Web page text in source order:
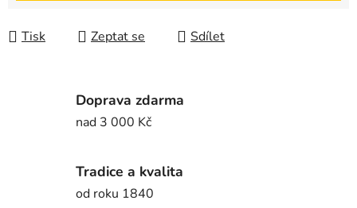
Tisk Zeptat se Sdílet
Doprava zdarma
nad 3 000 Kč
Tradice a kvalita
od roku 1840